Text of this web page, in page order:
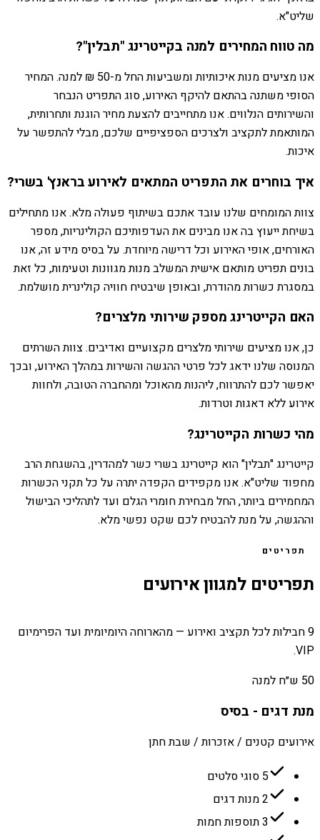
שליט"א.
מה טווח המחירים למנה בקייטרינג "תבלין"?
אנו מציעים מנות איכותיות ומשביעות החל מ-50 ₪ למנה. המחיר
הסופי משתנה בהתאם להיקף האירוע, סוג התפריט הנבחר
והשירותים הנלווים. אנו מתחייבים להצעת מחיר הוגנת ותחרותית,
המותאמת לתקציב ולצרכים הספציפיים שלכם, מבלי להתפשר על
איכות.
איך בוחרים את התפריט המתאים לאירוע בראנץ' בשרי?
צוות המומחים שלנו עובד אתכם בשיתוף פעולה מלא. אנו מתחילים
בשיחת ייעוץ בה אנו מבינים את העדפותיכם הקולינריות, מספר
האורחים, אופי האירוע וכל דרישה מיוחדת. על בסיס מידע זה, אנו
בונים תפריט מותאם אישית המשלב מנות מגוונות וטעימות, כל זאת
במסגרת כשרות מהודרת, ובאופן שיבטיח חוויה קולינרית מושלמת.
האם הקייטרינג מספק שירותי מלצרים?
כן, אנו מציעים שירותי מלצרים מקצועיים ואדיבים. צוות השרתים
המנוסה שלנו ידאג לכל פרטי ההגשה והשירות במהלך האירוע, ובכך
יאפשר לכם להתרווח, ליהנות מהאוכל ומהחברה הטובה, ולחוות
אירוע ללא דאגות וטרדות.
מהי כשרות הקייטרינג?
קייטרינג "תבלין" הוא קייטרינג בשרי כשר למהדרין, בהשגחת הרב
מחפוד שליט"א. אנו מקפידים הקפדה יתרה על כל תקני הכשרות
המחמירים ביותר, החל מבחירת חומרי הגלם ועד לתהליכי הבישול
וההגשה, על מנת להבטיח לכם שקט נפשי מלא.
תפריטים
תפריטים למגוון אירועים
9 חבילות לכל תקציב ואירוע — מהארוחה היומיומית ועד הפרימיום
VIP.
50 ש״ח למנה
מנת דגים - בסיס
אירועים קטנים / אזכרות / שבת חתן
5 סוגי סלטים
2 מנות דגים
3 תוספות חמות